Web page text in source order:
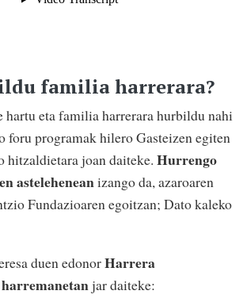
familia harrerara?
hartu eta familia harrerara hurbildu nahi
foru programak hilero Gasteizen egiten
hitzaldietara joan daiteke. Hurrengo
asteleheneanizango da, azaroaren
Fundazioaren egoitzan; Dato kaleko
duen edonorHarrera
jar daiteke: